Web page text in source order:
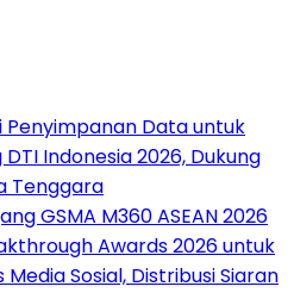
Penyimpanan Data untuk
Indonesia 2026, Dukung
Tenggara
GSMA M360 ASEAN 2026
Awards 2026 untuk
Sosial, Distribusi Siaran